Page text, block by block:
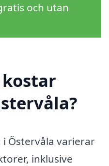
och utan
Östervåla varierar
inklusive